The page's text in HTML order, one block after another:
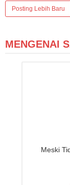
Posting Lebih Baru
MENGENAI
Meski